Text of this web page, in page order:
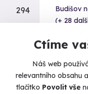
Ctíme
Náš web
relevantního obsahu
tlačítko Povolit vše
Budišov
(+ 28
3 799 Kč
294
450
4
196